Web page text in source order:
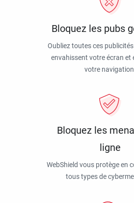
Bloquez les pubs
Oubliez toutes ces
envahissent votre écran et
votre
Bloquez les
ligne
WebShield vous protège en
tous types de